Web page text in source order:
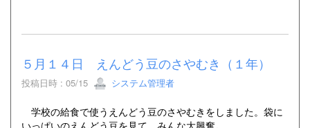
５月１４日 えんどう豆のさやむき（１年）
投稿日時 : 05/15 システム管理者
学校の給食で使うえんどう豆のさやむきをしました。袋に